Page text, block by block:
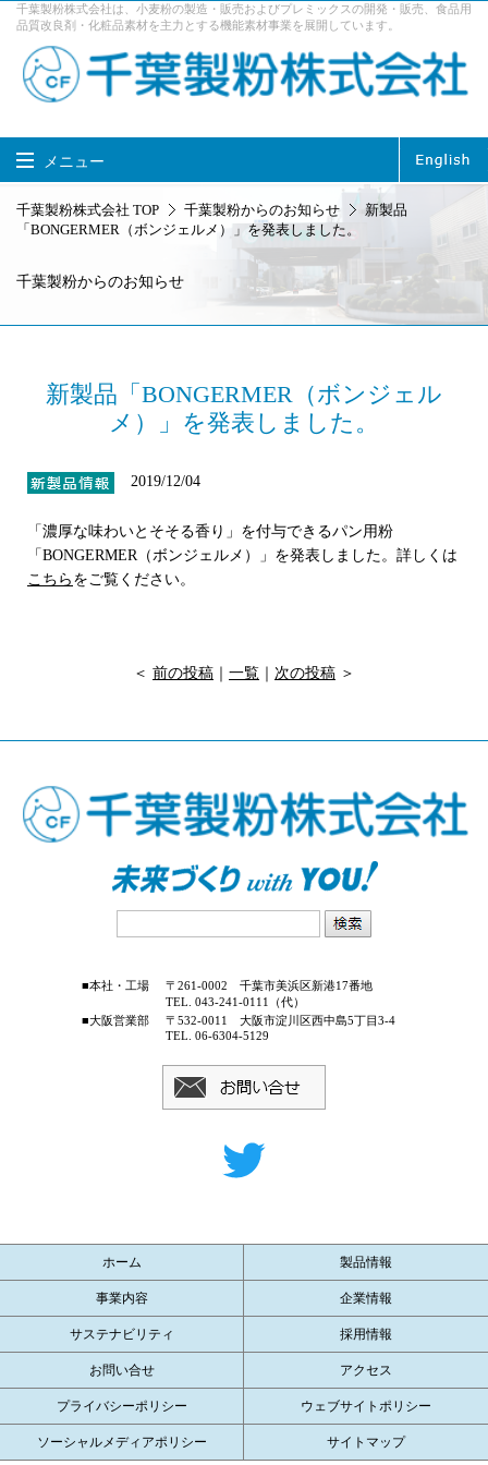
千葉製粉株式会社は、小麦粉の製造・販売およびプレミックスの開発・販売、食品用
品質改良剤・化粧品素材を主力とする機能素材事業を展開しています。
メニュー
千葉製粉株式会社 TOP
事業内容
企業情報 サステナビリティ
採用情報 お問い合せ
千葉製粉株式会社 TOP 千葉製粉からのお知らせ
新製品
「BONGERMER（ボンジェルメ）」を発表しました。
千葉製粉からのお知らせ
新製品「BONGERMER（ボンジェル
メ）」を発表しました。
2019/12/04
「濃厚な味わいとそそる香り」を付与できるパン用粉
「BONGERMER（ボンジェルメ）」を発表しました。詳しくは
こちら をご覧ください。
＜ 前の投稿 一覧 次の投稿 ＞
■本社・工場
〒261-0002 千葉市美浜区新港17番地
TEL. 043-241-0111（代）
■大阪営業部
〒532-0011 大阪市淀川区西中島5丁目3-4
TEL. 06-6304-5129
ホーム 製品情報
事業内容 企業情報
サステナビリティ 採用情報
お問い合せ アクセス
プライバシーポリシー ウェブサイトポリシー
ソーシャルメディアポリシー サイトマップ